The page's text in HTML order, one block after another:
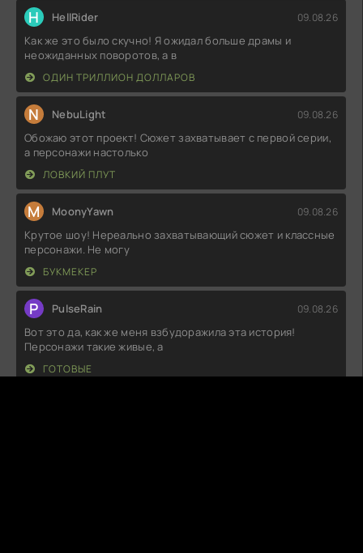
H HellRider 09.08.26
Как же это было скучно! Я ожидал больше драмы и
неожиданных поворотов, а в
ОДИН ТРИЛЛИОН ДОЛЛАРОВ
N NebuLight 09.08.26
Обожаю этот проект! Сюжет захватывает с первой серии,
а персонажи настолько
ЛОВКИЙ ПЛУТ
M MoonyYawn 09.08.26
Крутое шоу! Нереально захватывающий сюжет и классные
персонажи. Не могу
БУКМЕКЕР
P PulseRain 09.08.26
Вот это да, как же меня взбудоражила эта история!
Персонажи такие живые, а
ГОТОВЫЕ